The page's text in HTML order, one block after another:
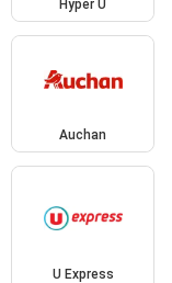
Hyper U
Auchan
U Express